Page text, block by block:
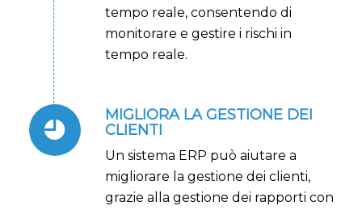
tempo reale, consentendo di
monitorare e gestire i rischi in
tempo reale.
MIGLIORA LA GESTIONE DEI
CLIENTI
Un sistema ERP può aiutare a
migliorare la gestione dei clienti,
grazie alla gestione dei rapporti con